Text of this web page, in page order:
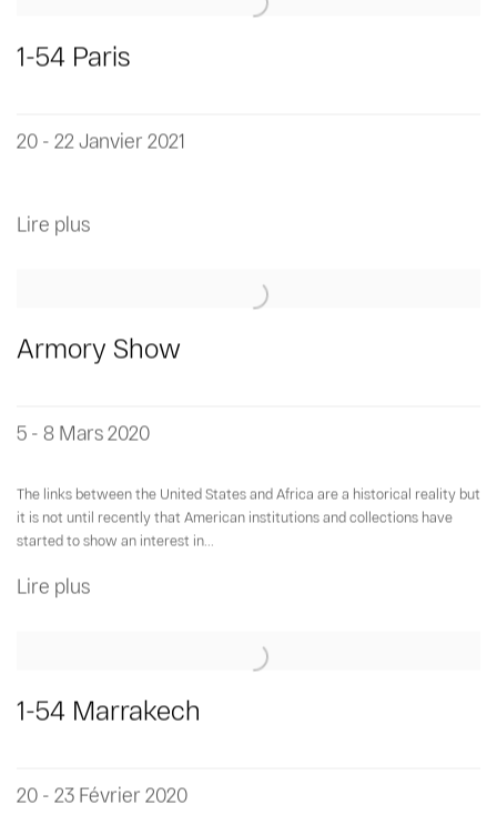
1-54 Paris
20 - 22 Janvier 2021
Lire plus
Armory Show
5 - 8 Mars 2020
The links between the United States and Africa are a historical reality but
it is not until recently that American institutions and collections have
started to show an interest in...
Lire plus
1-54 Marrakech
20 - 23 Février 2020